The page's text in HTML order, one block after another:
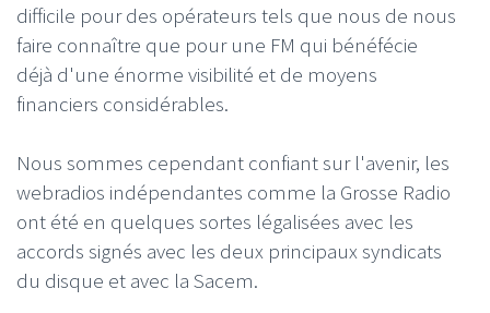
difficile pour des opérateurs tels que nous de nous
faire connaître que pour une FM qui bénéfécie
déjà d'une énorme visibilité et de moyens
financiers considérables.
Nous sommes cependant confiant sur l'avenir, les
webradios indépendantes comme la Grosse Radio
ont été en quelques sortes légalisées avec les
accords signés avec les deux principaux syndicats
du disque et avec la Sacem.